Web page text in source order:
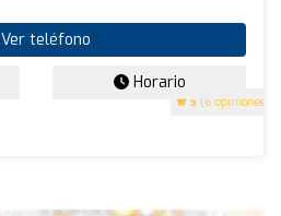
5 (6 opiniones)
Ver teléfono
Horario